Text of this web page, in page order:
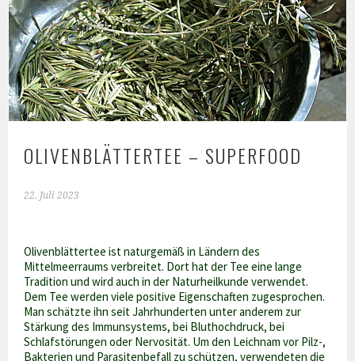
OLIVENBLÄTTERTEE – SUPERFOOD
22. Juli 2023
Olivenblättertee ist naturgemäß in Ländern des
Mittelmeerraums verbreitet. Dort hat der Tee eine lange
Tradition und wird auch in der Naturheilkunde verwendet.
Dem Tee werden viele positive Eigenschaften zugesprochen.
Man schätzte ihn seit Jahrhunderten unter anderem zur
Stärkung des Immunsystems, bei Bluthochdruck, bei
Schlafstörungen oder Nervosität. Um den Leichnam vor Pilz-,
Bakterien und Parasitenbefall zu schützen, verwendeten die